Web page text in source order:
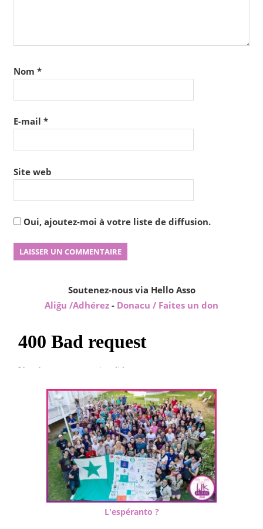
Nom *
E-mail *
Site web
Oui, ajoutez-moi à votre liste de diffusion.
Soutenez-nous via Hello Asso
Aliĝu /Adhérez - Donacu / Faites un don
L'espéranto ?